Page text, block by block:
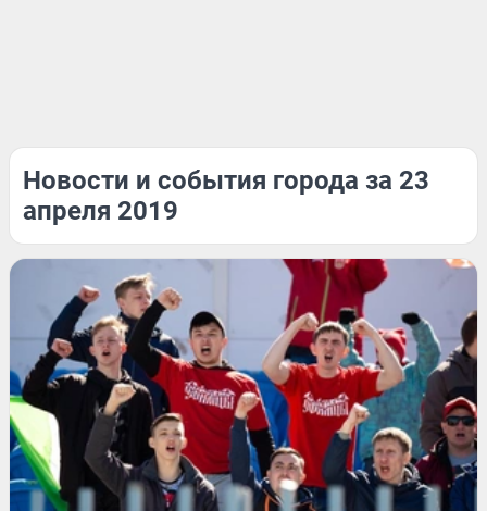
Новости и события города за 23
апреля 2019